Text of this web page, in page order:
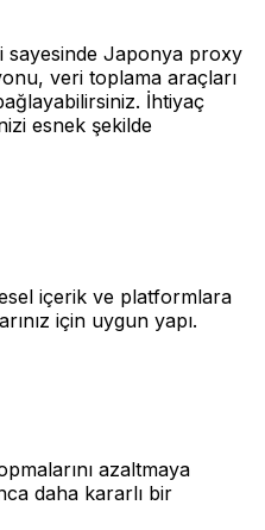
sayesinde Japonya proxy
veri toplama araçları
İhtiyaç
esnek şekilde
içerik ve platformlara
için uygun yapı.
azaltmaya
daha kararlı bir